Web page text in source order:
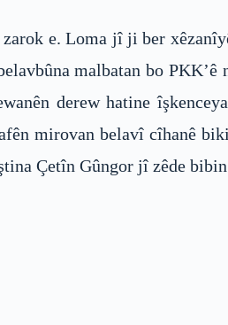
e. Loma jî ji ber
malbatan bo
derew hatine
mirovan belavî cîhanê
Çetîn Gûngor jî zêde